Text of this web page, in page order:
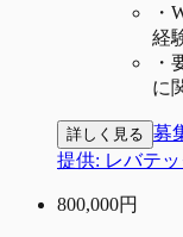
・
経
・
に
詳しく見る 募
提供: レバテ
800,000円